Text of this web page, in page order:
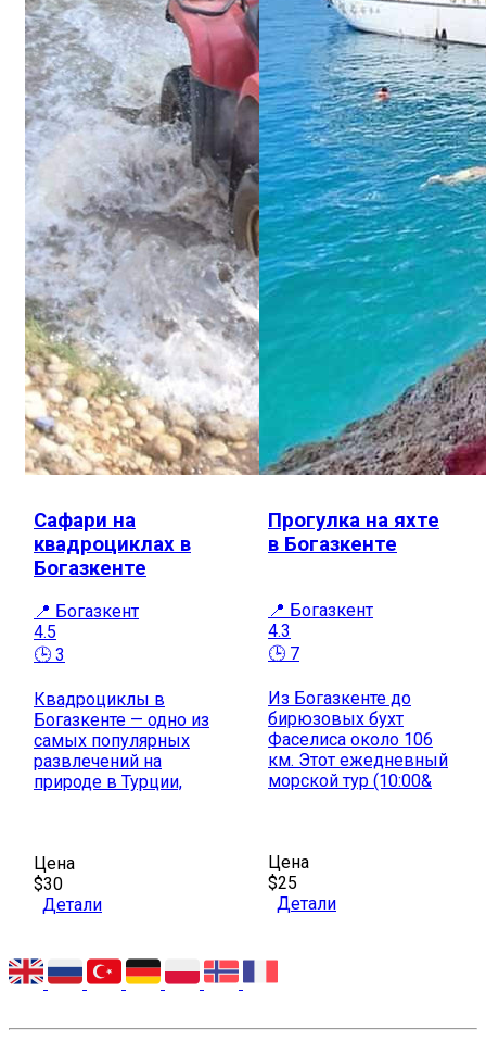
Сафари на
квадроциклах в
Богазкенте
📍 Богазкент
4.5
🕒 3
Квадроциклы в
Богазкенте — одно из
самых популярных
развлечений на
природе в Турции,
Цена
$30
Детали
Прогулка на яхте
в Богазкенте
📍 Богазкент
4.3
🕒 7
Из Богазкенте до
бирюзовых бухт
Фаселиса около 106
км. Этот ежедневный
морской тур (10:00&
Цена
$25
Детали